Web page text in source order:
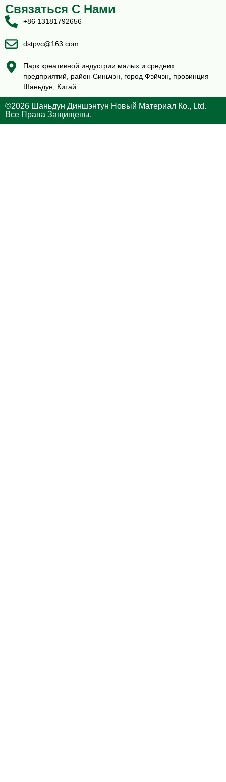
Связаться С Нами
+86 13181792656
dstpvc@163.com
Парк креативной индустрии малых и средних
предприятий, район Синьчэн, город Фэйчэн, провинция
Шаньдун, Китай
©2026 Шаньдун Диншэнтун Новый Материал Ко., Ltd.
Все Права Защищены.